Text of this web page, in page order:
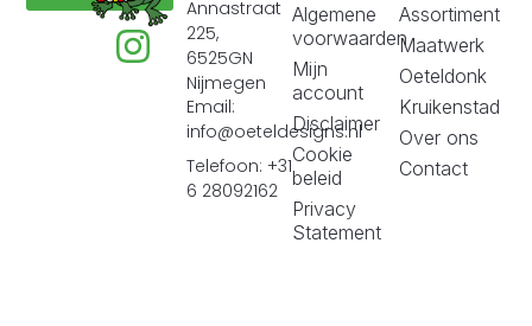
Assortiment
Maatwerk
Oeteldonk
Kruikenstad
Over ons
Contact
Algemene
voorwaarden
Mijn
account
Disclaimer
Cookie
beleid
Privacy
Statement
Annastraat
225,
6525GN
Nijmegen
Email:
info@oeteldesigns.nl
Telefoon: +31
6 28092162